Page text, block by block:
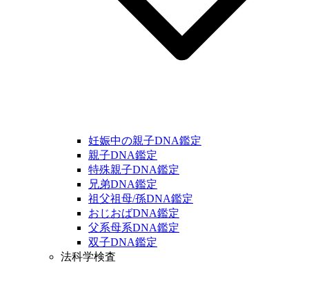
妊娠中の親子DNA鑑定
親子DNA鑑定
特殊親子DNA鑑定
兄弟DNA鑑定
祖父祖母/孫DNA鑑定
おじおばDNA鑑定
父系母系DNA鑑定
双子DNA鑑定
法科学検査